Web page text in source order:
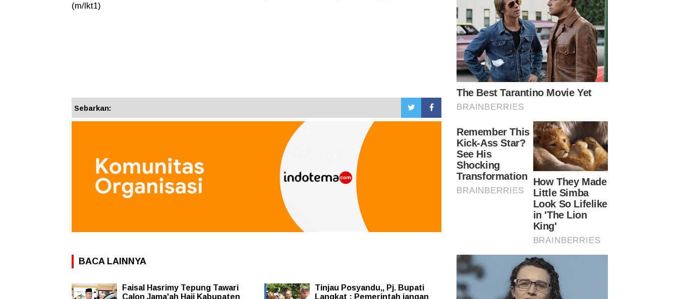
(m/lkt1)
Sebarkan:
BACA LAINNYA
Faisal Hasrimy Tepung Tawari
Calon Jama'ah Haji Kabupaten
Tinjau Posyandu,, Pj. Bupati
Langkat : Pemerintah jangan